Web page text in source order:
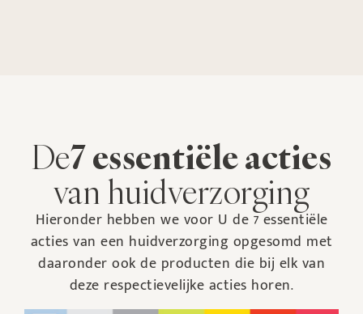
De7 essentiële acties
van huidverzorging
Hieronder hebben we voor U de 7 essentiële
acties van een huidverzorging opgesomd met
daaronder ook de producten die bij elk van
deze respectievelijke acties horen.